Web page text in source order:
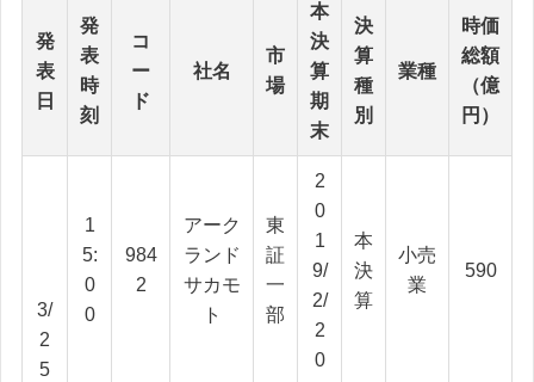
発
表
日
発
表
時
刻
コ
ー
ド
社名
市
場
本
決
算
期
末
決
算
種
別
業種
時価
総額
（億
円）
3/
2
5
1
5:
0
0
984
2
アーク
ランド
サカモ
ト
東
証
一
部
2
0
1
9/
2/
2
0
本
決
算
小売
業
590